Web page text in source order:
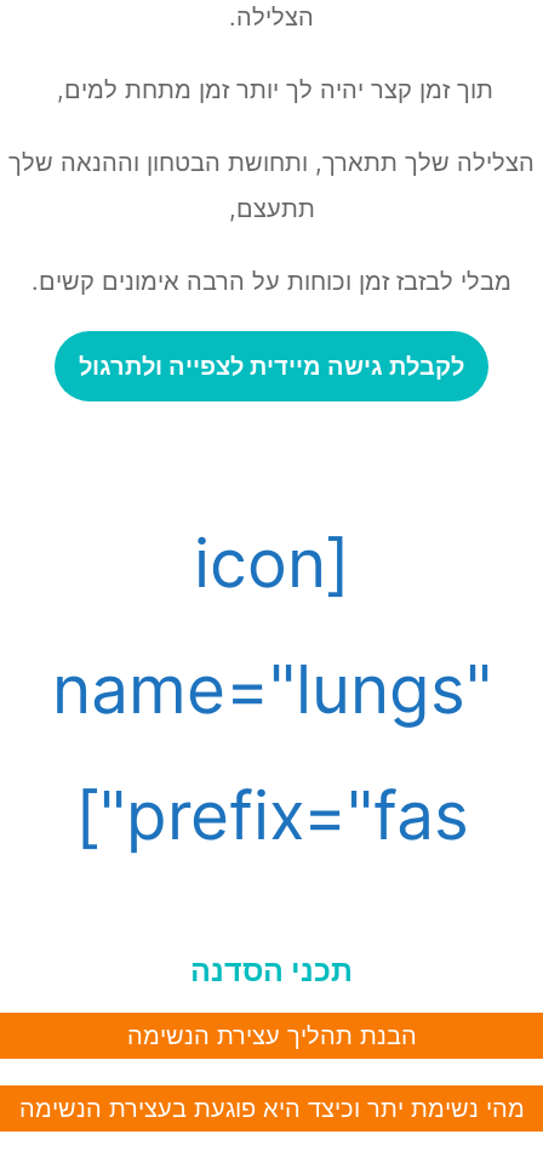
הצלילה.
תוך זמן קצר יהיה לך יותר זמן מתחת למים,
שלך תתארך, ותחושת הבטחון וההנאה שלך
תתעצם,
מבלי לבזבז זמן וכוחות על הרבה אימונים קשים.
לקבלת גישה מיידית לצפייה ולתרגול
[icon
name="lungs"
prefix="fas"]
תכני הסדנה
הבנת תהליך עצירת הנשימה
נשימת יתר וכיצד היא פוגעת בעצירת הנשימה